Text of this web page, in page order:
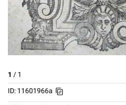
1 / 1
ID: 11601966a